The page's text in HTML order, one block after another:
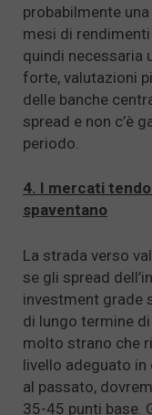
probabilmente
mesi di
quindi necessaria
forte, valutazioni
delle banche
spread e non c’è
periodo.
4. I mercati
spaventano
La strada verso
se gli spread
investment grade
di lungo termine
molto strano che
livello adeguato
al passato,
35-45 punti base.